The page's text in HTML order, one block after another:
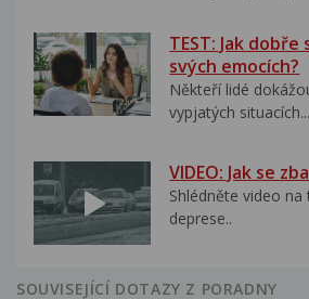
TEST: Jak
svých emocích?
Někteří lidé
vypjatých
VIDEO: Jak se
Shlédněte video
deprese..
SOUVISEJÍCÍ DOTAZY Z PORADNY